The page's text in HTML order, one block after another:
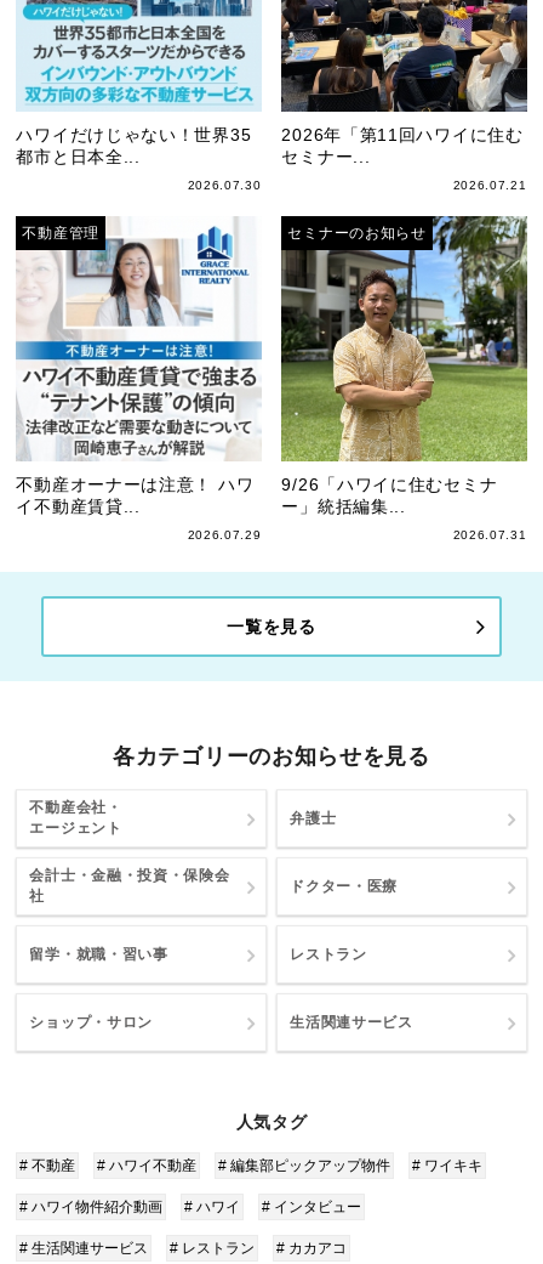
ハワイだけじゃない！世界35
都市と日本全...
2026.07.30
2026年「第11回ハワイに住む
セミナー...
2026.07.21
不動産管理
不動産オーナーは注意！ ハワ
イ不動産賃貸...
2026.07.29
セミナーのお知らせ
9/26「ハワイに住むセミナ
ー」統括編集...
2026.07.31
一覧を見る
各カテゴリーのお知らせを見る
不動産会社・
エージェント
弁護士
会計士・金融・投資・保険会
社
ドクター・医療
留学・就職・習い事 レストラン
ショップ・サロン 生活関連サービス
人気タグ
# 不動産 # ハワイ不動産 # 編集部ピックアップ物件 # ワイキキ
# ハワイ物件紹介動画 # ハワイ # インタビュー
# 生活関連サービス # レストラン # カカアコ